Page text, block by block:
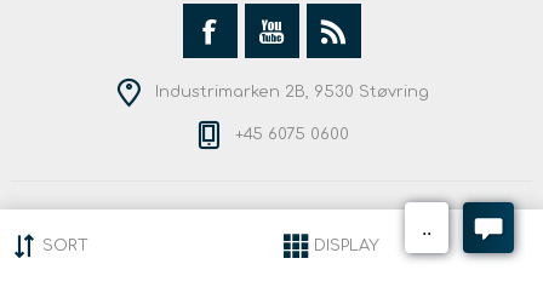
Industrimarken 2B, 9530 Støvring
+45 6075 0600
reserverade.
SORT DISPLAY